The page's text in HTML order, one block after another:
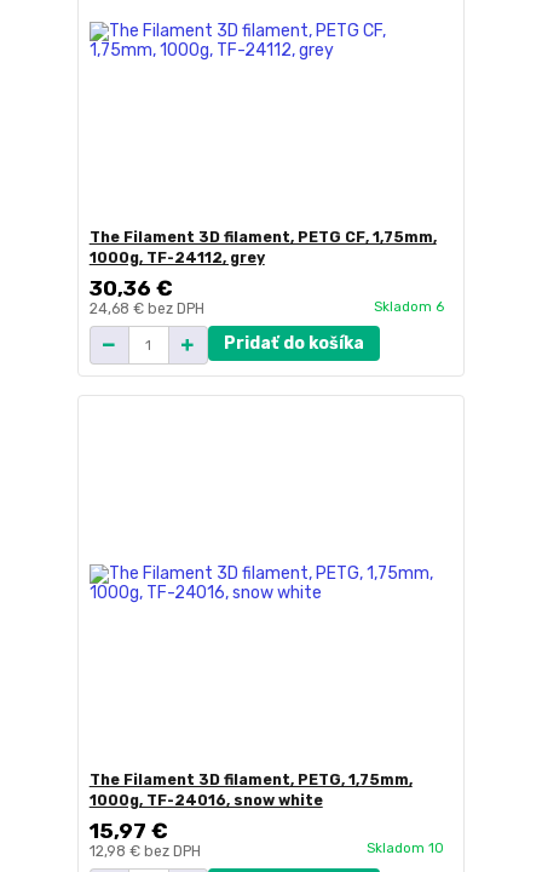
The Filament 3D filament, PETG CF, 1,75mm,
1000g, TF-24112, grey
30,36 €
24,68 € bez DPH Skladom 6
Pridať do košíka
The Filament 3D filament, PETG, 1,75mm,
1000g, TF-24016, snow white
15,97 €
12,98 € bez DPH Skladom 10